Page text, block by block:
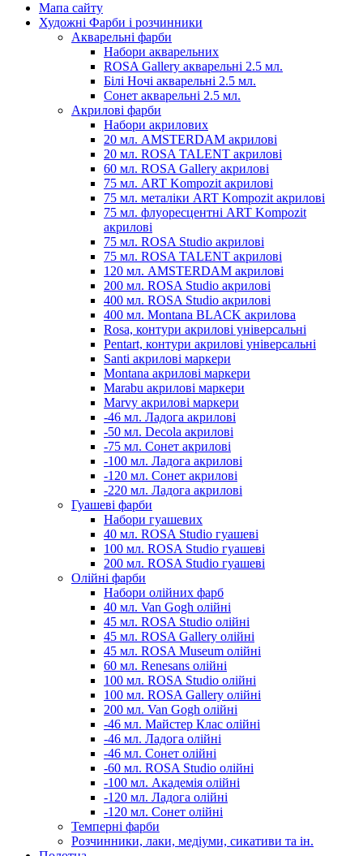
Мапа сайту
Художні Фарби і розчинники
Акварельні фарби
Набори акварельних
ROSA Gallery акварельні 2.5 мл.
Білі Ночі акварельні 2.5 мл.
Сонет акварельні 2.5 мл.
Акрилові фарби
Набори акрилових
20 мл. AMSTERDAM акрилові
20 мл. ROSA TALENT акрилові
60 мл. ROSA Gallery акрилові
75 мл. ART Kompozit акрилові
75 мл. металіки ART Kompozit акрилові
75 мл. флуоресцентні ART Kompozit
акрилові
75 мл. ROSA Studio акрилові
75 мл. ROSA TALENT акрилові
120 мл. AMSTERDAM акрилові
200 мл. ROSA Studio акрилові
400 мл. ROSA Studio акрилові
400 мл. Montana BLACK акрилова
Rosa, контури акрилові універсальні
Pentart, контури акрилові універсальні
Santi акрилові маркери
Montana акрилові маркери
Marabu акрилові маркери
Marvy акрилові маркери
-46 мл. Ладога акрилові
-50 мл. Decola акрилові
-75 мл. Сонет акрилові
-100 мл. Ладога акрилові
-120 мл. Сонет акрилові
-220 мл. Ладога акрилові
Гуашеві фарби
Набори гуашевих
40 мл. ROSA Studio гуашеві
100 мл. ROSA Studio гуашеві
200 мл. ROSA Studio гуашеві
Олійні фарби
Набори олійних фарб
40 мл. Van Gogh олійні
45 мл. ROSA Studio олійні
45 мл. ROSA Gallery олійні
45 мл. ROSA Museum олійні
60 мл. Renesans олійні
100 мл. ROSA Studio олійні
100 мл. ROSA Gallery олійні
200 мл. Van Gogh олійні
-46 мл. Майстер Клас олійні
-46 мл. Ладога олійні
-46 мл. Сонет олійні
-60 мл. ROSA Studio олійні
-100 мл. Академія олійні
-120 мл. Ладога олійні
-120 мл. Сонет олійні
Темперні фарби
Розчинники, лаки, медіуми, сикативи та ін.